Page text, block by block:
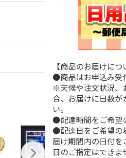
【商品のお届けにつ
●商品はお申込み受
※天候や注文状況、
合、お届けに日数が
い。
●配達時間をご希望
●配達日をご希望の
届け期間内の日付
日のご指定はできま